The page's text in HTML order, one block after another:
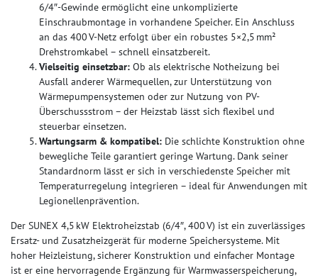
6/4″-Gewinde ermöglicht eine unkomplizierte
Einschraubmontage in vorhandene Speicher. Ein Anschluss
an das 400 V-Netz erfolgt über ein robustes 5×2,5 mm²
Drehstromkabel – schnell einsatzbereit.
Vielseitig einsetzbar: Ob als elektrische Notheizung bei
Ausfall anderer Wärmequellen, zur Unterstützung von
Wärmepumpensystemen oder zur Nutzung von PV-
Überschussstrom – der Heizstab lässt sich flexibel und
steuerbar einsetzen.
Wartungsarm & kompatibel: Die schlichte Konstruktion ohne
bewegliche Teile garantiert geringe Wartung. Dank seiner
Standardnorm lässt er sich in verschiedenste Speicher mit
Temperaturregelung integrieren – ideal für Anwendungen mit
Legionellenprävention.
Der SUNEX 4,5 kW Elektroheizstab (6/4″, 400 V) ist ein zuverlässiges
Ersatz- und Zusatzheizgerät für moderne Speichersysteme. Mit
hoher Heizleistung, sicherer Konstruktion und einfacher Montage
ist er eine hervorragende Ergänzung für Warmwasserspeicherung,